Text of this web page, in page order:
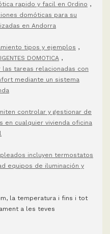
rapido y facil en Ordino ,
domóticas para su
en Andorra
tipos y ejemplos ,
DOMOTICA ,
tareas relacionadas con
mediante un sistema
controlar y gestionar de
cualquier vivienda oficina
incluyen termostatos
equipos de iluminación y
la temperatura i fins i tot
a les teves